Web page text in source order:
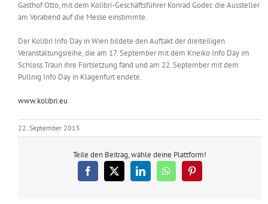
Gasthof Otto, mit dem Kolibri-Geschäftsführer Konrad Godec die Aussteller
am Vorabend auf die Messe einstimmte.
Der Kolibri Info Day in Wien bildete den Auftakt der dreiteiligen
Veranstaltungsreihe, die am 17. September mit dem Kneiko Info Day im
Schloss Traun ihre Fortsetzung fand und am 22. September mit dem
Pullnig Info Day in Klagenfurt endete.
www.kolibri.eu
22. September 2015
Teile den Beitrag, wähle deine Plattform!
Facebook
X LinkedInWhatsAppPinterest